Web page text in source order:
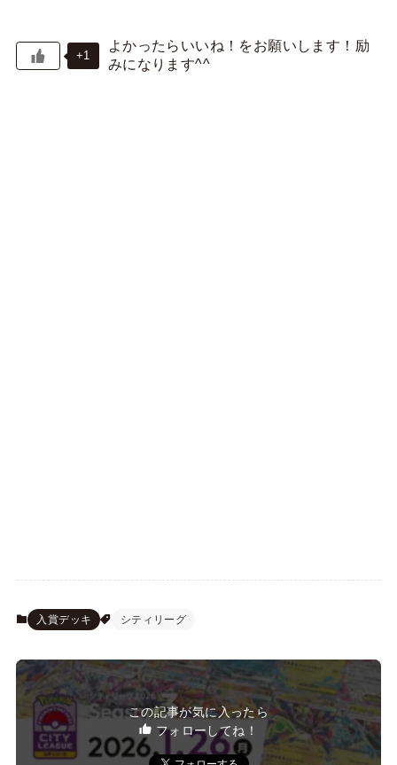
+1
入賞デッキ シティリーグ
この記事が気に入ったら
フォローしてね！